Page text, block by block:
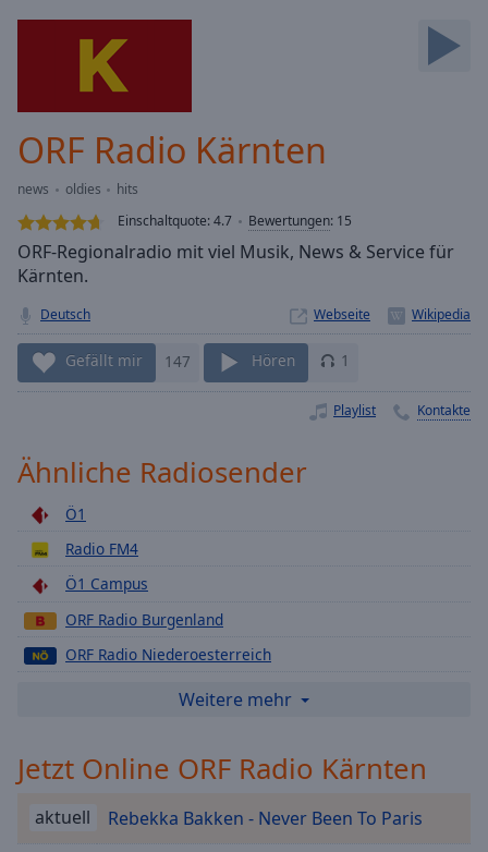
Loaded
0.00%
Stream
TypeLIVE
live,
currently
behind
LIVE
Remaining
1x
Playback
Rate
Descriptions
Subtitles
subtitles
ORF Radio Kärnten
news oldies
hits
Einschaltquote:4.7 Bewertungen: 15
ORF-Regionalradio mit viel Musik, News & Service für
Kärnten.
Deutsch Webseite
Gefällt mir 147 Hören 1
Playlist Kontakte
Ähnliche Radiosender
Ö1
Radio FM4
Ö1 Campus
ORF Radio Burgenland
ORF Radio Niederoesterreich
ORF Radio Oberoesterreich
ORF Radio Wien
ORF Radio Steiermark
Weitere mehr
Jetzt Online ORF Radio Kärnten
aktuell Rebekka Bakken - Never Been To Paris